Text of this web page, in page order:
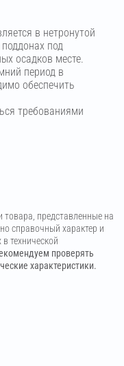
в нетронутой
под
осадков месте.
период в
обеспечить
требованиями
товара, представленные на
справочный характер и
технической
проверять
характеристики.